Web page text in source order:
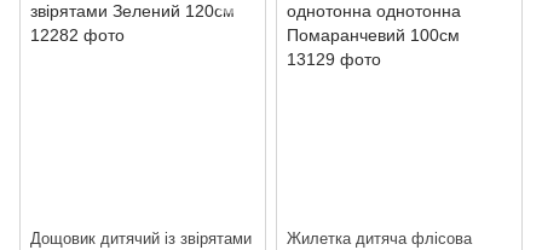
Дощовик дитячий із звірятами
Жилетка дитяча флісова